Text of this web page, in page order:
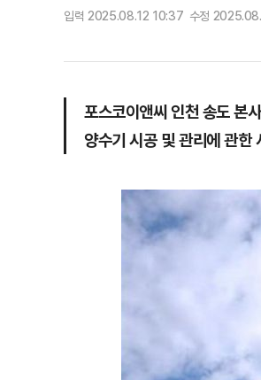
입력 2025.08.12 10:37 수정
포스코이앤씨 인천 송도 본
양수기 시공 및 관리에 관한